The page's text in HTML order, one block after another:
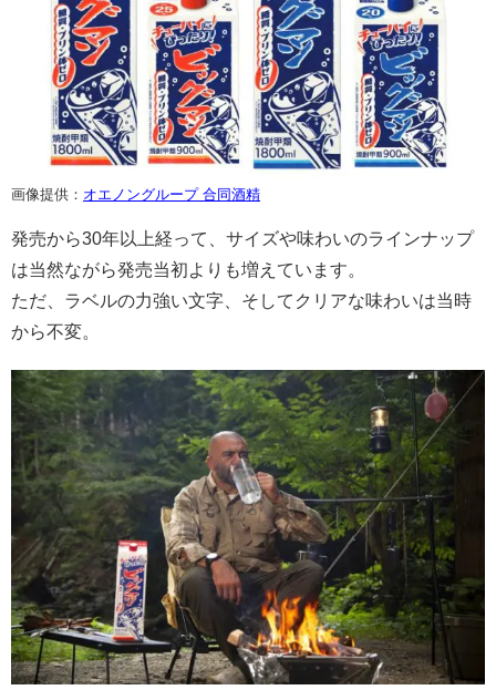
画像提供： オエノングループ 合同酒精
発売から30年以上経って、サイズや味わいのラインナップ
は当然ながら発売当初よりも増えています。
ただ、ラベルの力強い文字、そしてクリアな味わいは当時
から不変。